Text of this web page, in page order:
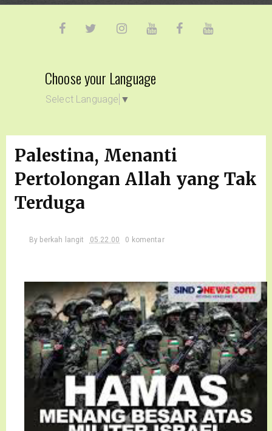
Choose your Language
Select Language ▼
Palestina, Menanti
Pertolongan Allah yang Tak
Terduga
By berkah langit 05.22.00 0 komentar